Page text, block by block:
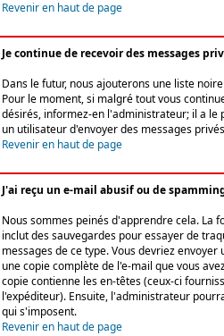
Revenir en haut de page
Je continue de recevoir des messages
Dans le futur, nous ajouterons une liste
Pour le moment, si malgré tout vous
désirés, informez-en l'administrateur; il a
un utilisateur d'envoyer des messages
Revenir en haut de page
J'ai reçu un e-mail abusif ou de
Nous sommes peinés d'apprendre cela. La
inclut des sauvegardes pour essayer de
messages de ce type. Vous devriez
une copie complète de l'e-mail que vous
copie contienne les en-têtes (ceux-ci
l'expéditeur). Ensuite, l'administrateur
qui s'imposent.
Revenir en haut de page